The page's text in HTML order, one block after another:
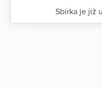
Sbírka je již